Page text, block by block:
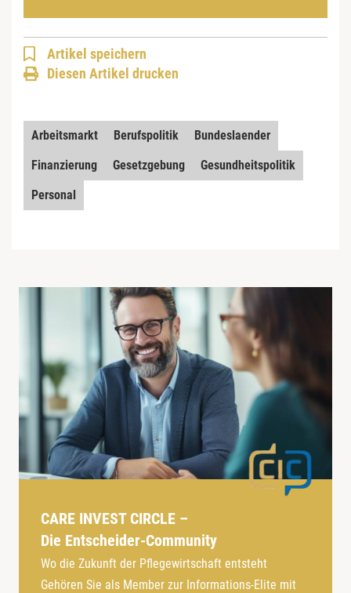
Artikel speichern
Diesen Artikel drucken
Arbeitsmarkt Berufspolitik
Bundeslaender
Finanzierung
Gesetzgebung
Gesundheitspolitik
Personal
CARE INVEST CIRCLE –
Die Entscheider-Community
Wo die Zukunft der Pflegewirtschaft entsteht
Gehören Sie als Member zur Informations-Elite mit